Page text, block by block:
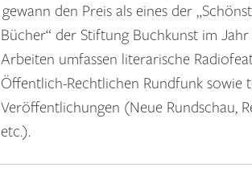
gewann den Preis als eines der
Bücher“ der Stiftung Buchkunst im Jahr
Arbeiten umfassen literarische
Öffentlich-Rechtlichen Rundfunk sowie
Veröffentlichungen (Neue Rundschau,
etc.).